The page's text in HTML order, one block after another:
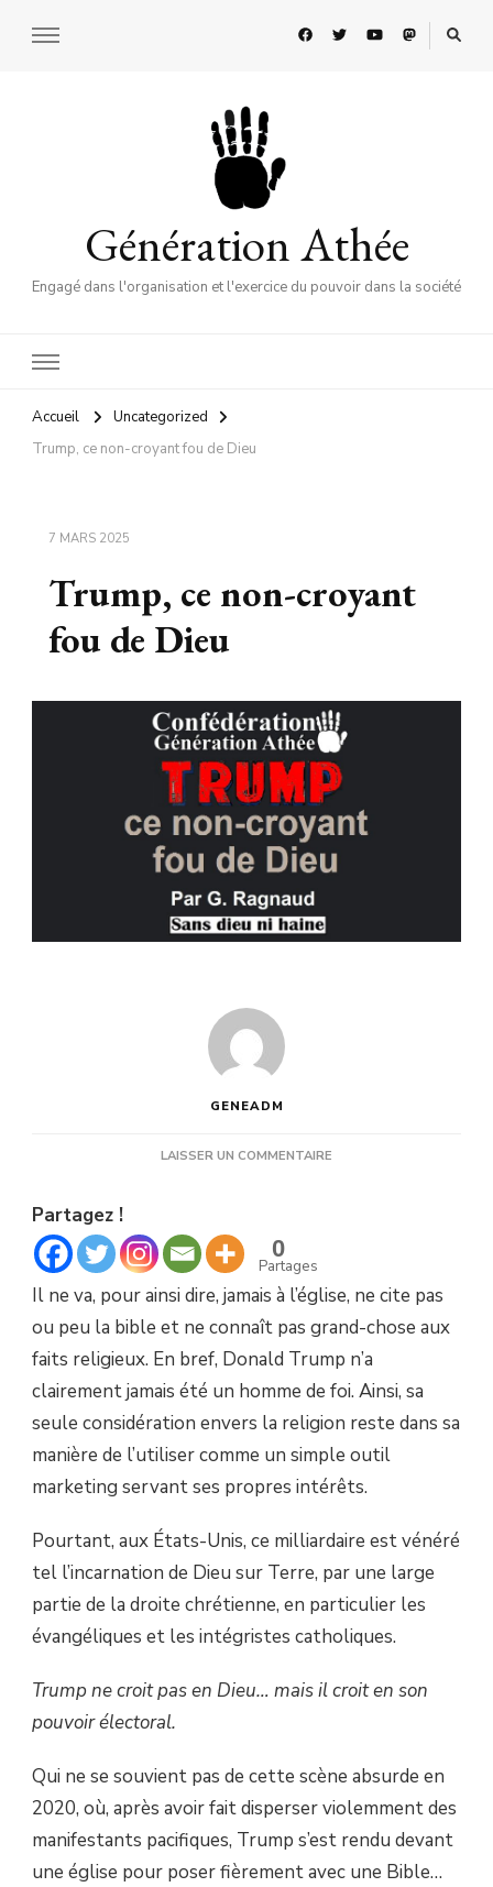
Génération Athée
Engagé dans l'organisation et l'exercice du pouvoir dans la société
Accueil
Uncategorized
Trump, ce non-croyant fou de Dieu
7 MARS 2025
Trump, ce non-croyant
fou de Dieu
GENEADM
LAISSER UN COMMENTAIRE
DIEU
Partagez !
0
Partages
Il ne va, pour ainsi dire, jamais à l’église, ne cite pas
ou peu la bible et ne connaît pas grand-chose aux
faits religieux. En bref, Donald Trump n’a
clairement jamais été un homme de foi. Ainsi, sa
seule considération envers la religion reste dans sa
manière de l’utiliser comme un simple outil
marketing servant ses propres intérêts.
Pourtant, aux États-Unis, ce milliardaire est vénéré
tel l’incarnation de Dieu sur Terre, par une large
partie de la droite chrétienne, en particulier les
évangéliques et les intégristes catholiques.
Trump ne croit pas en Dieu… mais il croit en son
pouvoir électoral.
Qui ne se souvient pas de cette scène absurde en
2020, où, après avoir fait disperser violemment des
manifestants pacifiques, Trump s’est rendu devant
une église pour poser fièrement avec une Bible…